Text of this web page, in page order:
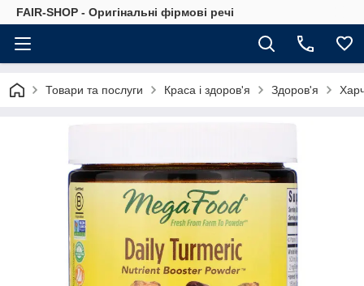
FAIR-SHOP - Оригінальні фірмові речі
Товари та послуги Краса і здоров'я Здоров'я